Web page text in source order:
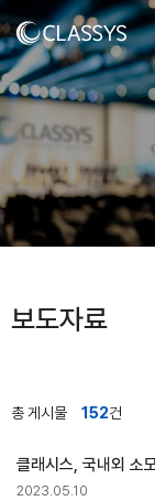
보도자료
총 게시물 152건
2023.05.10